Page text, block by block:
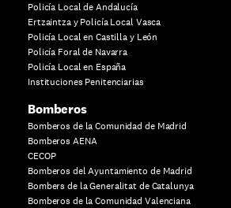
Policía Local de Andalucía
Ertzaintza y Policía Local Vasca
Policía Local en Castilla y León
Policía Foral de Navarra
Policía Local en España
Instituciones Penitenciarias
Bomberos
Bomberos de la Comunidad de Madrid
Bomberos AENA
CECOP
Bomberos del Ayuntamiento de Madrid
Bombers de la Generalitat de Catalunya
Bomberos de la Comunidad Valenciana